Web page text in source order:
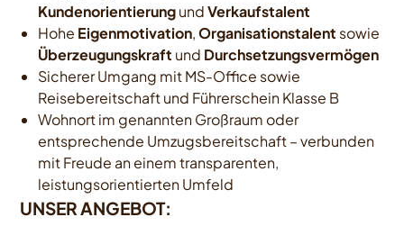
KundenorientierungundVerkaufstalent
Hohe Eigenmotivation,Organisationstalent sowie
Überzeugungskraft und Durchsetzungsvermögen
Sicherer Umgang mit MS-Office sowie
Reisebereitschaft und Führerschein Klasse B
Wohnort im genannten Großraum oder
entsprechende Umzugsbereitschaft – verbunden
mit Freude an einem transparenten,
leistungsorientierten Umfeld
UNSER ANGEBOT: